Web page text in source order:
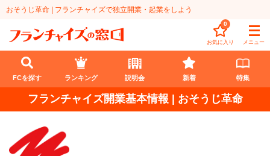
おそうじ革命 | フランチャイズで独立開業・起業をしよう
お気に入り
0
メニュー
FCを探す
業種
FCを探す ランキング 説明会 新着 特集
フランチャイズ開業基本情報 | おそうじ革命